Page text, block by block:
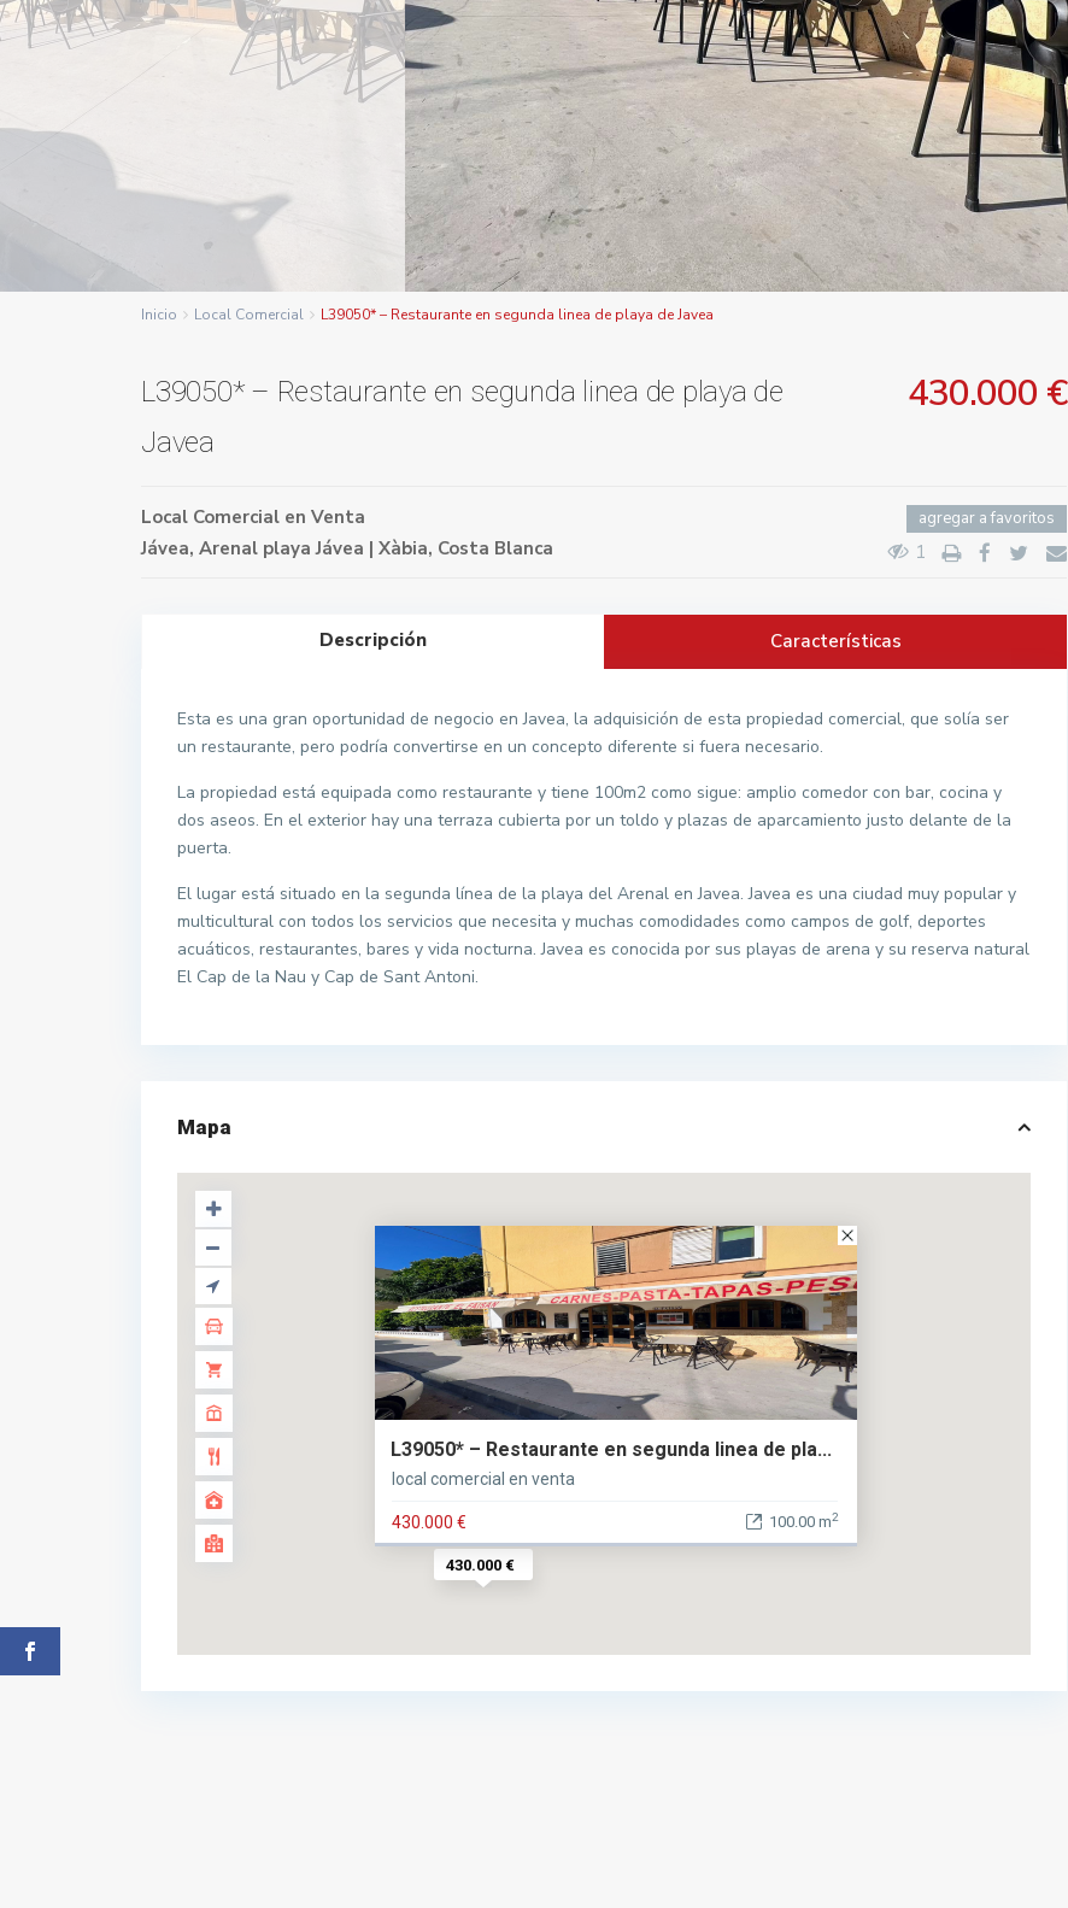
Inicio Local Comercial L39050* – Restaurante en segunda linea de playa de Javea
L39050* – Restaurante en segunda linea de playa de
Javea
430.000 €
Local Comercial en Venta
Jávea, Arenal playa Jávea | Xàbia, Costa Blanca
agregar a favoritos
1
Descripción Características
Esta es una gran oportunidad de negocio en Javea, la adquisición de esta propiedad comercial, que solía ser
un restaurante, pero podría convertirse en un concepto diferente si fuera necesario.
La propiedad está equipada como restaurante y tiene 100m2 como sigue: amplio comedor con bar, cocina y
dos aseos. En el exterior hay una terraza cubierta por un toldo y plazas de aparcamiento justo delante de la
puerta.
El lugar está situado en la segunda línea de la playa del Arenal en Javea. Javea es una ciudad muy popular y
multicultural con todos los servicios que necesita y muchas comodidades como campos de golf, deportes
acuáticos, restaurantes, bares y vida nocturna. Javea es conocida por sus playas de arena y su reserva natural
El Cap de la Nau y Cap de Sant Antoni.
Mapa
430.000 €
L39050* – Restaurante en segunda linea de pla...
local comercial en venta
430.000 € 100.00 m2